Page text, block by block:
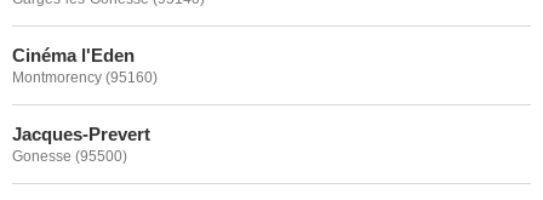
Cinéma l'Eden
Montmorency (95160)
Jacques-Prevert
Gonesse (95500)